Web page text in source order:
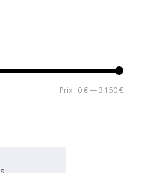
Prix
Prix
Prix : 0 €—3 150 €